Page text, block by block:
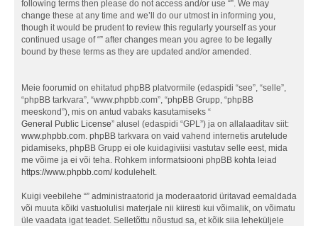
following terms then please do not access and/or use “”. We may
change these at any time and we’ll do our utmost in informing you,
though it would be prudent to review this regularly yourself as your
continued usage of “” after changes mean you agree to be legally
bound by these terms as they are updated and/or amended.
Meie foorumid on ehitatud phpBB platvormile (edaspidi “see”, “selle”,
“phpBB tarkvara”, “www.phpbb.com”, “phpBB Grupp, “phpBB
meeskond”), mis on antud vabaks kasutamiseks “
General Public License” alusel (edaspidi “GPL”) ja on allalaaditav siit:
www.phpbb.com. phpBB tarkvara on vaid vahend internetis arutelude
pidamiseks, phpBB Grupp ei ole kuidagiviisi vastutav selle eest, mida
me võime ja ei või teha. Rohkem informatsiooni phpBB kohta leiad
https://www.phpbb.com/kodulehelt.
Kuigi veebilehe “” administraatorid ja moderaatorid üritavad eemaldada
või muuta kõiki vastuolulisi materjale nii kiiresti kui võimalik, on võimatu
üle vaadata igat teadet. Selletõttu nõustud sa, et kõik siia leheküljele